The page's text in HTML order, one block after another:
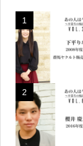
1
2